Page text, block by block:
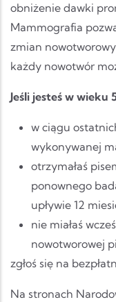
obniżenie dawki
Mammografia
zmian
każdy nowotwór
Jeśli jesteś w wieku
w ciągu
wykonywanej
otrzymałaś
ponownego
upływie 12
nie miałaś
nowotworowej
zgłoś się na
Na stronach